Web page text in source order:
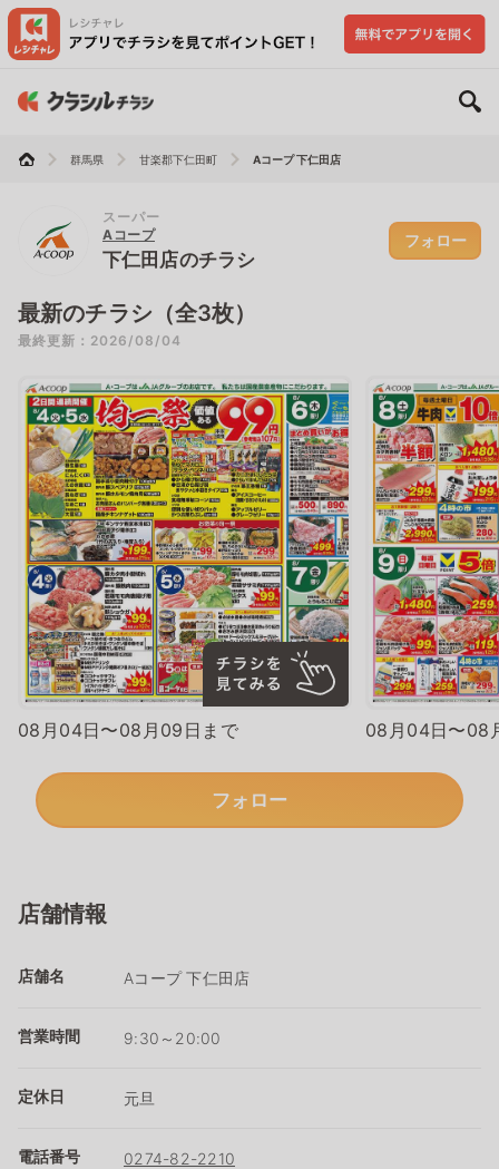
群馬県 甘楽郡下仁田町 Aコープ 下仁田店
スーパー
Aコープ
下仁田店のチラシ
フォロー
最新のチラシ（全3枚）
最終更新：2026/08/04
08月04日〜08月09日まで 08月04日〜08
フォロー
店舗情報
店舗名 Aコープ 下仁田店
営業時間 9:30～20:00
定休日 元旦
電話番号 0274-82-2210